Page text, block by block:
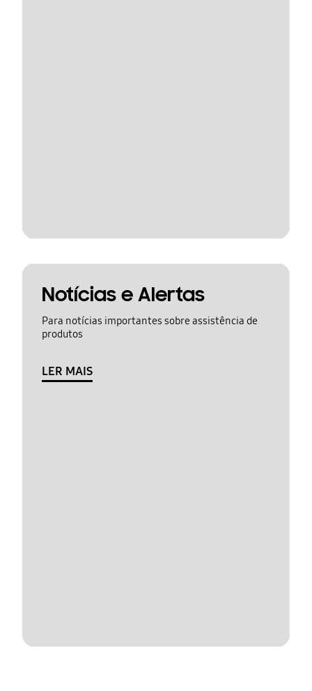
Notícias e Alertas
Para notícias importantes sobre assistência de
produtos
LER MAIS